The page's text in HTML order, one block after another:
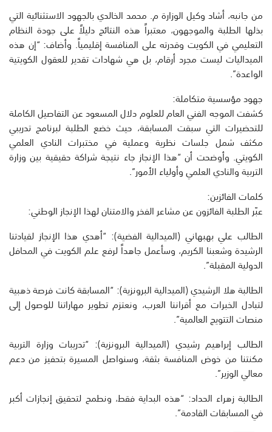
من جانبه، أشاد وكيل الوزارة م. محمد الخالدي بالجهود الاستثنائية التي
بذلها الطلبة والموجهون، معتبراً هذه النتائج دليلاً على جودة النظام
التعليمي في الكويت وقدرته على المنافسة إقليمياً. وأضاف: “إن هذه
الميداليات ليست مجرد أرقام، بل هي شهادات تقدير للعقول الكويتية
الواعدة”.
جهود مؤسسية متكاملة:
كشفت الموجه الفني العام للعلوم دلال المسعود عن التفاصيل الكاملة
للتحضيرات التي سبقت المسابقة، حيث خضع الطلبة لبرنامج تدريبي
مكثف شمل جلسات نظرية وعملية في مختبرات النادي العلمي
الكويتي. وأوضحت أن “هذا الإنجاز جاء نتيجة شراكة حقيقية بين وزارة
التربية والنادي العلمي وأولياء الأمور”.
كلمات الفائزين:
عبّر الطلبة الفائزون عن مشاعر الفخر والامتنان لهذا الإنجاز الوطني:
الطالب علي بهبهاني (الميدالية الفضية): “أهدي هذا الإنجاز لقيادتنا
الرشيدة وشعبنا الكريم، وسأعمل جاهداً لرفع علم الكويت في المحافل
الدولية المقبلة”.
الطالبة هلا الرشيدي (الميدالية البرونزية): “المسابقة كانت فرصة ذهبية
لتبادل الخبرات مع أقراننا العرب، ونعتزم تطوير مهاراتنا للوصول إلى
منصات التتويج العالمية”.
الطالب إبراهيم رشيدي (الميدالية البرونزية): “تدريبات وزارة التربية
مكنتنا من خوض المنافسة بثقة، وسنواصل المسيرة بتحفيز من دعم
معالي الوزير”.
الطالبة زهراء الحداد: “هذه البداية فقط، ونطمح لتحقيق إنجازات أكبر
في المسابقات القادمة”.